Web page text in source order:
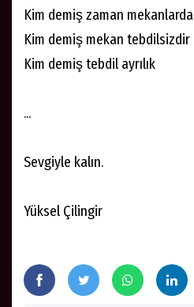
Kim demiş zaman mekanlarda
Kim demiş mekan tebdilsizdir
Kim demiş tebdil ayrılık
...
Sevgiyle kalın.
Yüksel Çilingir